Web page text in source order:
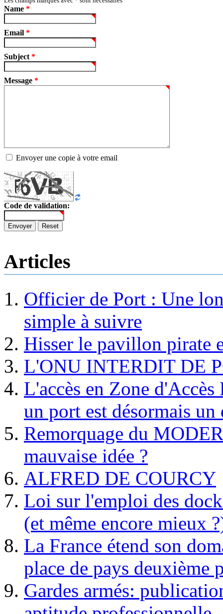
Name *
Email *
Subject *
Message *
Envoyer une copie à votre email
Code de validation:
Envoyer Reset
Articles
Officier de Port : Une
simple à suivre
Hisser le pavillon pirate
L'ONU INTERDIT DE
L'accès en Zone
un port est désormais un
Remorquage du
mauvaise idée ?
ALFRED DE COURCY
Loi sur l'emploi des
(et même encore mieux
La France étend son
place de pays deuxième
Gardes armés: